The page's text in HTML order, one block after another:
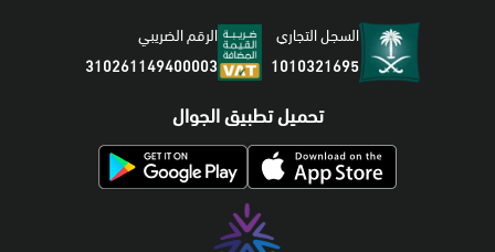
السجل التجاري
1010321695
الرقم الضريبي
310261149400003
تحميل تطبيق الجوال